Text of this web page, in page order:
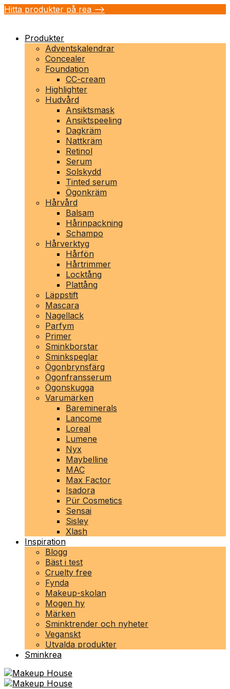
Hitta produkter på rea -->
Produkter
Adventskalendrar
Concealer
Foundation
CC-cream
Highlighter
Hudvård
Ansiktsmask
Ansiktspeeling
Dagkräm
Nattkräm
Retinol
Serum
Solskydd
Tinted serum
Ögonkräm
Hårvård
Balsam
Hårinpackning
Schampo
Hårverktyg
Hårfön
Hårtrimmer
Locktång
Plattång
Läppstift
Mascara
Nagellack
Parfym
Primer
Sminkborstar
Sminkspeglar
Ögonbrynsfärg
Ögonfransserum
Ögonskugga
Varumärken
Bareminerals
Lancome
Loreal
Lumene
Nyx
Maybelline
MAC
Max Factor
Isadora
Pür Cosmetics
Sensai
Sisley
Xlash
Inspiration
Blogg
Bäst i test
Cruelty free
Fynda
Makeup-skolan
Mogen hy
Märken
Sminktrender och nyheter
Veganskt
Utvalda produkter
Sminkrea